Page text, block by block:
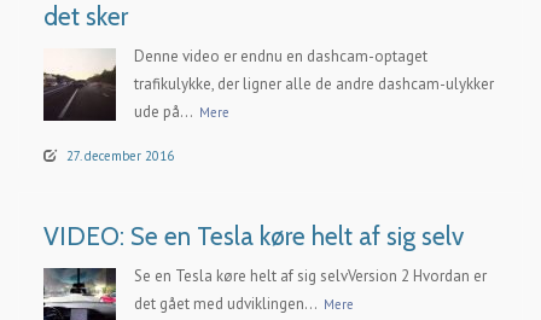
det sker
Denne video er endnu en dashcam-optaget
trafikulykke, der ligner alle de andre dashcam-ulykker
ude på... Mere
27. december 2016
VIDEO: Se en Tesla køre helt af sig selv
Se en Tesla køre helt af sig selvVersion 2 Hvordan er
det gået med udviklingen... Mere